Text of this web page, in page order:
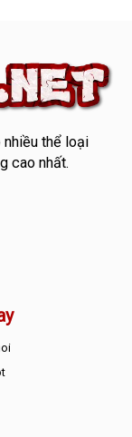
thể loại
cao nhất.